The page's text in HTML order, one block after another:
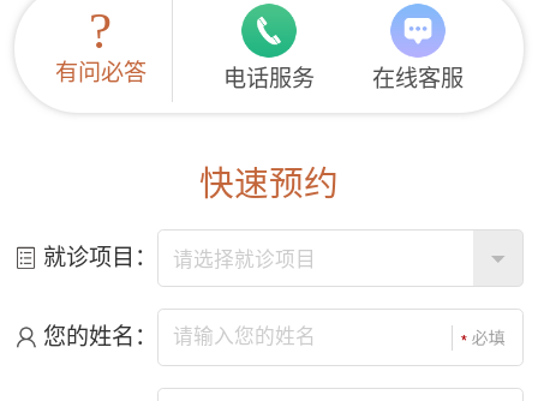
?
有问必答 电话服务 在线客服
快速预约
就诊项目：
您的姓名：